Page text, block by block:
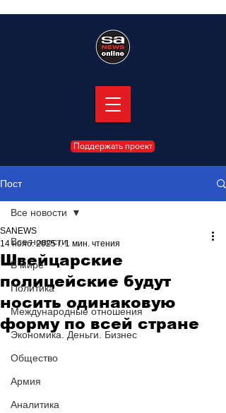
Поддержать проект
Пост
Все новости
В мире
Политика
Международные отношения
Экономика. Деньги. Бизнес
Общество
Армия
Аналитика
Все новости
Швейцарские
полицейские будут
носить одинаковую
форму по всей стране
SANEWS
14 нояб. 2025 г. 1 мин. чтения